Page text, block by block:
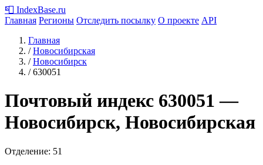
📮 IndexBase.ru
Главная Регионы Отследить посылку О проекте API
Главная
/ Новосибирская
/ Новосибирск
/ 630051
Почтовый индекс 630051 —
Новосибирск, Новосибирская
Отделение: 51